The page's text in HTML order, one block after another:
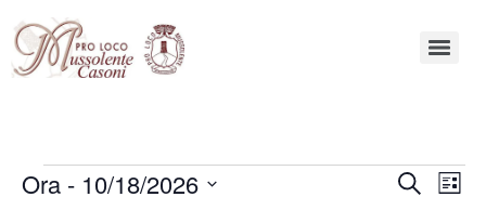
Eventi
CercaLista
Ora - 10/18/2026